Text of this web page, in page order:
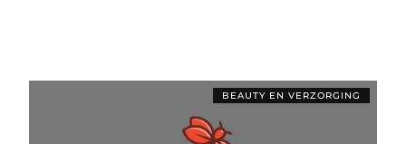
BEAUTY EN VERZORGING